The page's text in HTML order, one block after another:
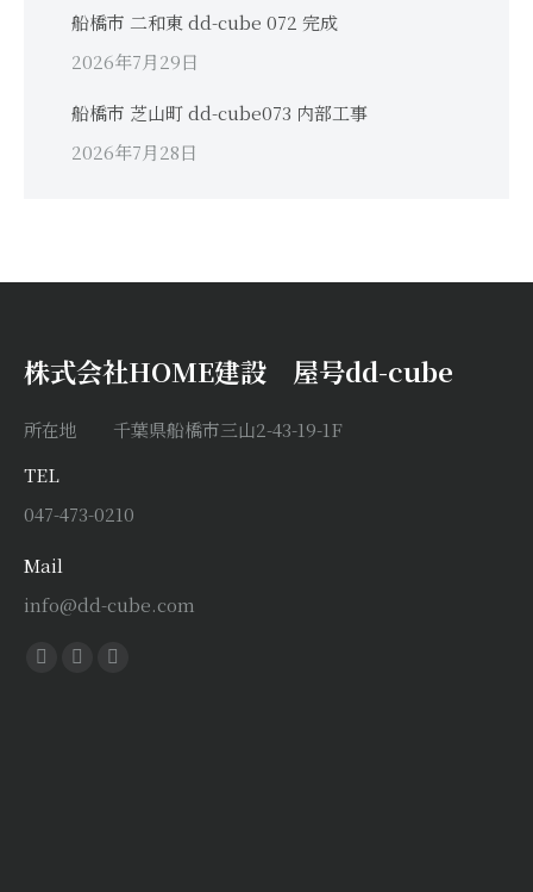
船橋市 二和東 dd-cube 072 完成
2026年7月29日
船橋市 芝山町 dd-cube073 内部工事
2026年7月28日
株式会社HOME建設 屋号dd-cube
所在地 千葉県船橋市三山2-43-19-1F
TEL
047-473-0210
Mail
info@dd-cube.com
Find us on:
Facebook
X
Instagram